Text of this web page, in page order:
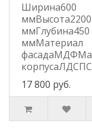
Ширина600
ммВысота2200
ммГлубина450
ммМатериал
17 800 руб.